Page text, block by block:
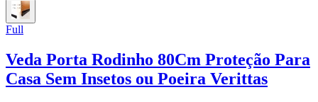
Full
Veda Porta Rodinho 80Cm Proteção Para
Casa Sem Insetos ou Poeira Verittas